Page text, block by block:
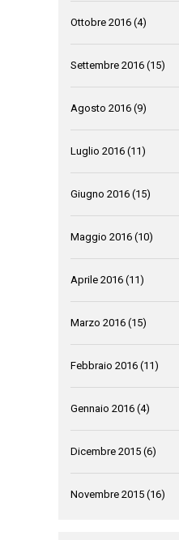
Ottobre 2016 (4)
Settembre 2016 (15)
Agosto 2016 (9)
Luglio 2016 (11)
Giugno 2016 (15)
Maggio 2016 (10)
Aprile 2016 (11)
Marzo 2016 (15)
Febbraio 2016 (11)
Gennaio 2016 (4)
Dicembre 2015 (6)
Novembre 2015 (16)